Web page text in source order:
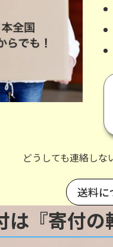
どうしても連絡しな
送料に
は『寄付の